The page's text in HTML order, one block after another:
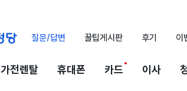
질문/답변 꿀팁게시판 후기 이
가전렌탈 휴대폰 카드 이사